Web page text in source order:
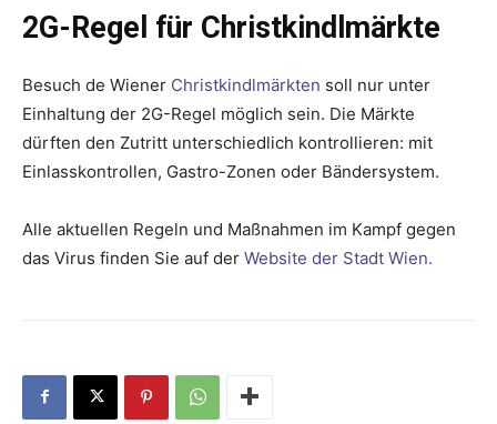
2G-Regel für Christkindlmärkte
Besuch de Wiener Christkindlmärkten soll nur unter
Einhaltung der 2G-Regel möglich sein. Die Märkte
dürften den Zutritt unterschiedlich kontrollieren: mit
Einlasskontrollen, Gastro-Zonen oder Bändersystem.
Alle aktuellen Regeln und Maßnahmen im Kampf gegen
das Virus finden Sie auf der Website der Stadt Wien.